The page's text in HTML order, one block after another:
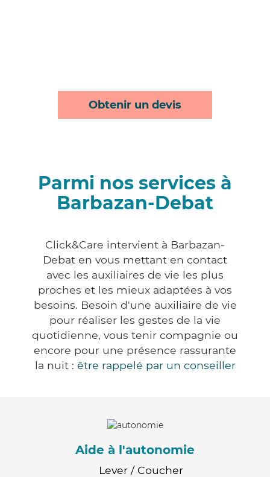
Obtenir un devis
Parmi nos services à
Barbazan-Debat
Click&Care intervient à Barbazan-
Debat en vous mettant en contact
avec les auxiliaires de vie les plus
proches et les mieux adaptées à vos
besoins. Besoin d'une auxiliaire de vie
pour réaliser les gestes de la vie
quotidienne, vous tenir compagnie ou
encore pour une présence rassurante
la nuit : être rappelé par un conseiller
Aide à l'autonomie
Lever / Coucher